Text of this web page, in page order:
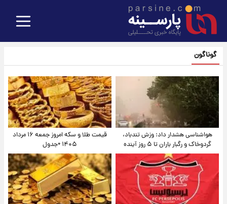
گوناگون
هواشناسی هشدار داد: وزش تندباد،
گردوخاک و رگبار باران تا ۵ روز آینده
قیمت طلا و سکه امروز جمعه ۱۶ مرداد
۱۴۰۵ +جدول